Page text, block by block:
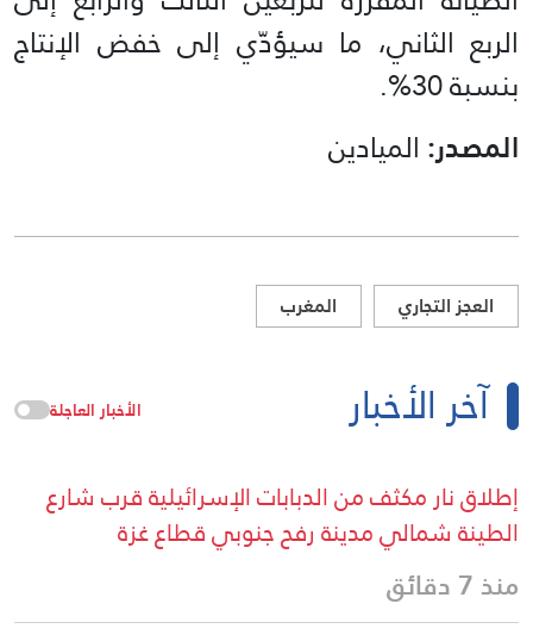
الربع الثاني، ما سيؤدّي إلى خفض الإنتاج
بنسبة 30%.
المصدر: الميادين
العجز التجاري المغرب
آخر الأخبار الأخبار العاجلة
إطلاق نار مكثف من الدبابات الإسرائيلية قرب شارع
الطينة شمالي مدينة رفح جنوبي قطاع غزة
منذ 7 دقائق